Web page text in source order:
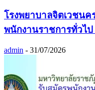
โรงพยาบาลจิตเวชน
พนักงานราชการทั่วไ
admin - 31/07/2026